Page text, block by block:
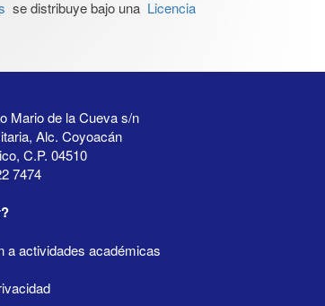
se distribuye bajo una Licencia
Mario de la Cueva s/n
Alc. Coyoacán
C.P. 04510
7474
a actividades académicas